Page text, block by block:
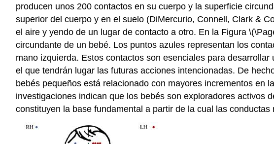
producen unos 200 contactos en su cuerpo y la superficie
superior del cuerpo y en el suelo (DiMercurio, Connell, Clark &
el aire y yendo de un lugar de contacto a otro. En la Figura
circundante de un bebé. Los puntos azules representan los
mano izquierda. Estos contactos son esenciales para
el que tendrán lugar las futuras acciones intencionadas. De
bebés pequeños está relacionado con mayores incrementos en
investigaciones indican que los bebés son exploradores activos
constituyen la base fundamental a partir de la cual las